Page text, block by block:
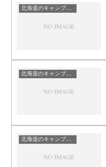
北海道のキャンプ場一覧
北海道のキャンプ場一覧
北海道のキャンプ場一覧